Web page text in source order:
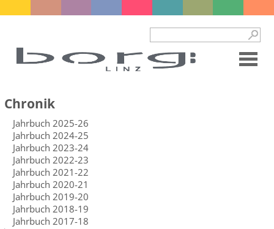
Chronik
Jahrbuch 2025-26
Jahrbuch 2024-25
Jahrbuch 2023-24
Jahrbuch 2022-23
Jahrbuch 2021-22
Jahrbuch 2020-21
Jahrbuch 2019-20
Jahrbuch 2018-19
Jahrbuch 2017-18